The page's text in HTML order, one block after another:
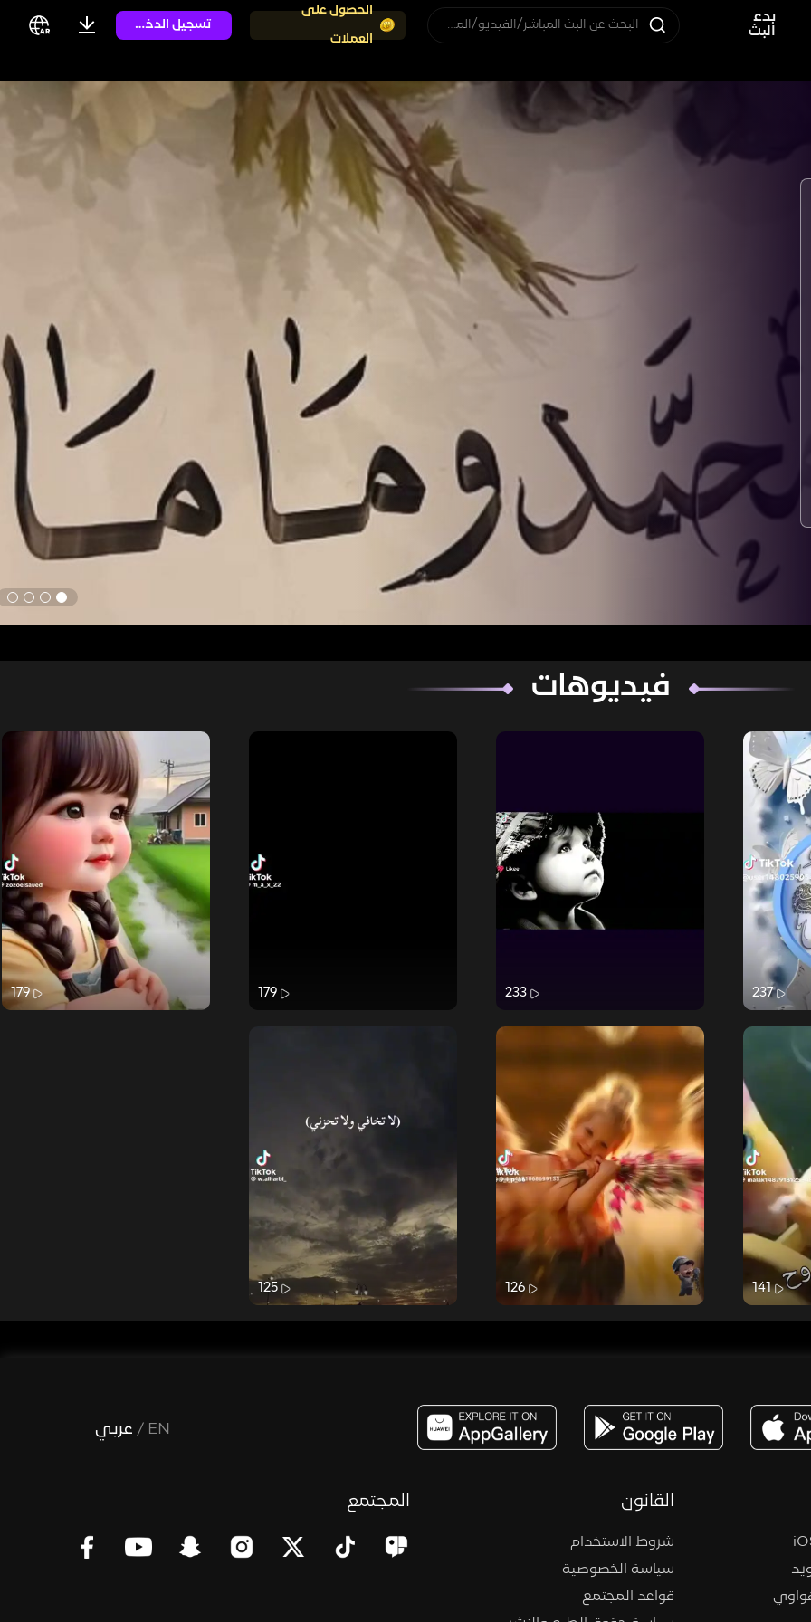
بدء
البث
البحث عن البث المباشر/الفيديو/المستخدم
الحصول على
العملات
تسجيل الدخول
فيديوهات
237
233
179
179
141
126
125
EN
/ عربي
القانون
شروط الاستخدام
سياسة الخصوصية
قواعد المجتمع
المجتمع